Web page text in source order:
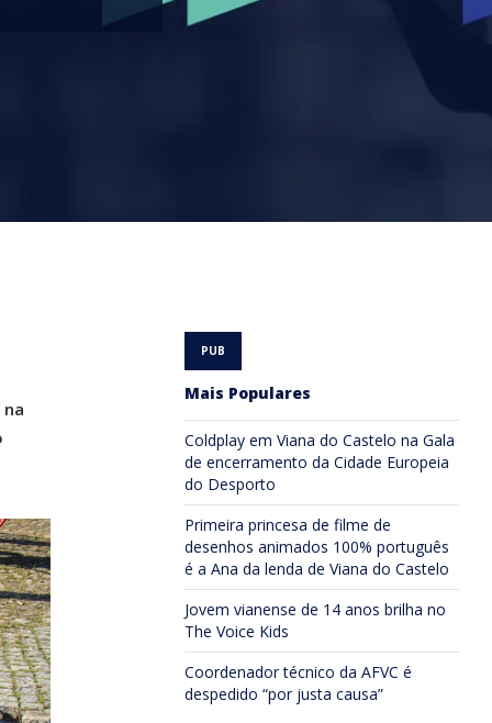
Mais Populares
Coldplay em Viana do Castelo na Gala
de encerramento da Cidade Europeia
do Desporto
Primeira princesa de filme de
desenhos animados 100% português
é a Ana da lenda de Viana do Castelo
Jovem vianense de 14 anos brilha no
The Voice Kids
Coordenador técnico da AFVC é
despedido “por justa causa”